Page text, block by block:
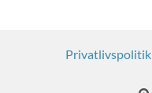
Privatlivspolitik